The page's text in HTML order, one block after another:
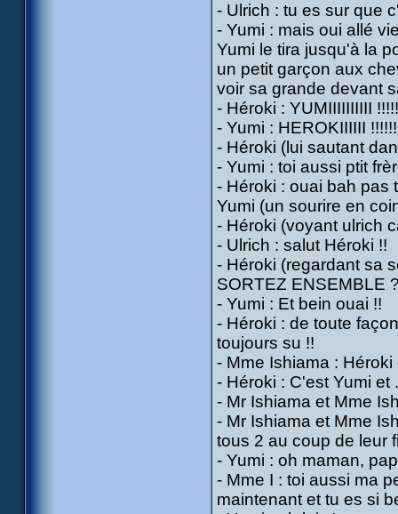
- Ulrich : tu es sur que
- Yumi : mais oui allé
Yumi le tira jusqu'à la
un petit garçon aux
voir sa grande devant
- Héroki : YUMIIIIIIIIII
- Yumi : HEROKIIIIII
- Héroki (lui sautant
- Yumi : toi aussi ptit
- Héroki : ouai bah pas
Yumi (un sourire en
- Héroki (voyant ulrich
- Ulrich : salut Héroki !!
- Héroki (regardant sa
SORTEZ ENSEMBLE
- Yumi : Et bein ouai !!
- Héroki : de toute
toujours su !!
- Mme Ishiama :
- Héroki : C'est Yumi et
- Mr Ishiama et Mme
- Mr Ishiama et Mme
tous 2 au coup de leur
- Yumi : oh maman,
- Mme I : toi aussi ma
maintenant et tu es si